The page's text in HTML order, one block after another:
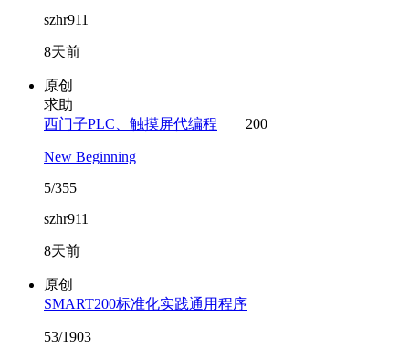
szhr911
8天前
原创
求助
西门子PLC、触摸屏代编程
200
New Beginning
5/355
szhr911
8天前
原创
SMART200标准化实践通用程序
53/1903